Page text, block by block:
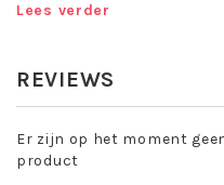
's Morgens en/of ’s
Belangrijke werkstoffen:
Cacaoboter, allantoïne,
bosbessen,
sinaasappel en
E.
Lees verder
REVIEWS
Er zijn op het moment
product